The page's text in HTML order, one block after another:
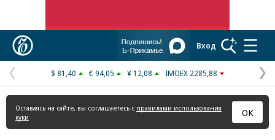
Вход
Предыдущая
страница
$ 81,40 € 94,05 ¥ 12,08 IMOEX 2285,88
Оставаясь на сайте, вы соглашаетесь с правилами использования
куки
ОК